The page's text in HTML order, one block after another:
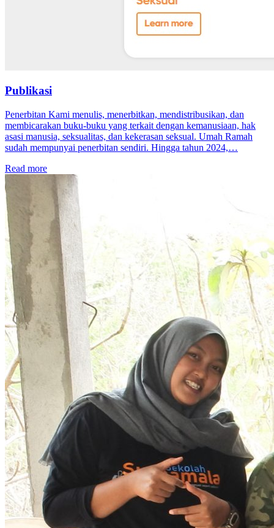
Publikasi
Penerbitan Kami menulis, menerbitkan, mendistribusikan, dan
membicarakan buku-buku yang terkait dengan kemanusiaan, hak
asasi manusia, seksualitas, dan kekerasan seksual. Umah Ramah
sudah mempunyai penerbitan sendiri. Hingga tahun 2024,…
Read more